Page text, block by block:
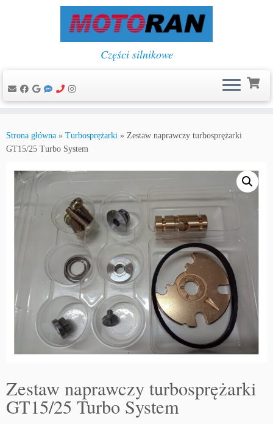
do
treści
Części silnikowe
Strona główna » Turbosprężarki » Zestaw naprawczy turbosprężarki
GT15/25 Turbo System
Zestaw naprawczy turbosprężarki
GT15/25 Turbo System